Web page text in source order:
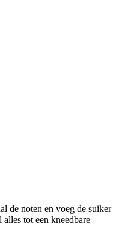
de noten en voeg de suiker
alles tot een kneedbare